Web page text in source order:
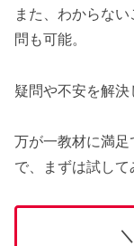
また、わからな
問も可能。
疑問や不安を解決
万が一教材に満
で、まずは試して